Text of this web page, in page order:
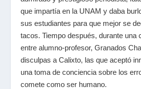
que impartía en la UNAM y daba
sus estudiantes para que mejor se
tacos. Tiempo después, durante una
entre alumno-profesor, Granados
disculpas a Calixto, las que aceptó
una toma de conciencia sobre los
comete como ser humano.